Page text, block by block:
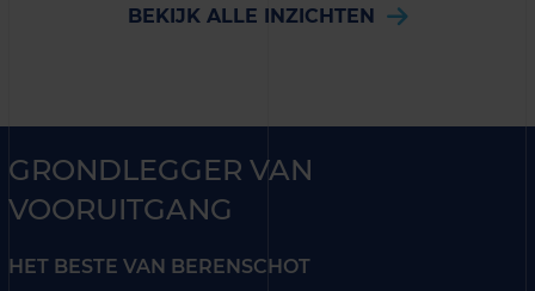
BEKIJK ALLE INZICHTEN
GRONDLEGGER VAN
VOORUITGANG
HET BESTE VAN BERENSCHOT